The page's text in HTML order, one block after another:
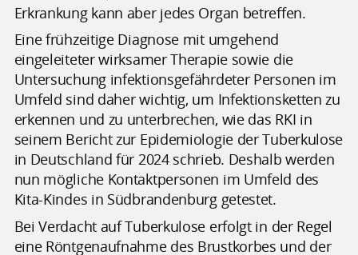
Erkrankung kann aber jedes Organ betreffen.
Eine frühzeitige Diagnose mit umgehend
eingeleiteter wirksamer Therapie sowie die
Untersuchung infektionsgefährdeter Personen im
Umfeld sind daher wichtig, um Infektionsketten zu
erkennen und zu unterbrechen, wie das RKI in
seinem Bericht zur Epidemiologie der Tuberkulose
in Deutschland für 2024 schrieb. Deshalb werden
nun mögliche Kontaktpersonen im Umfeld des
Kita-Kindes in Südbrandenburg getestet.
Bei Verdacht auf Tuberkulose erfolgt in der Regel
eine Röntgenaufnahme des Brustkorbes und der